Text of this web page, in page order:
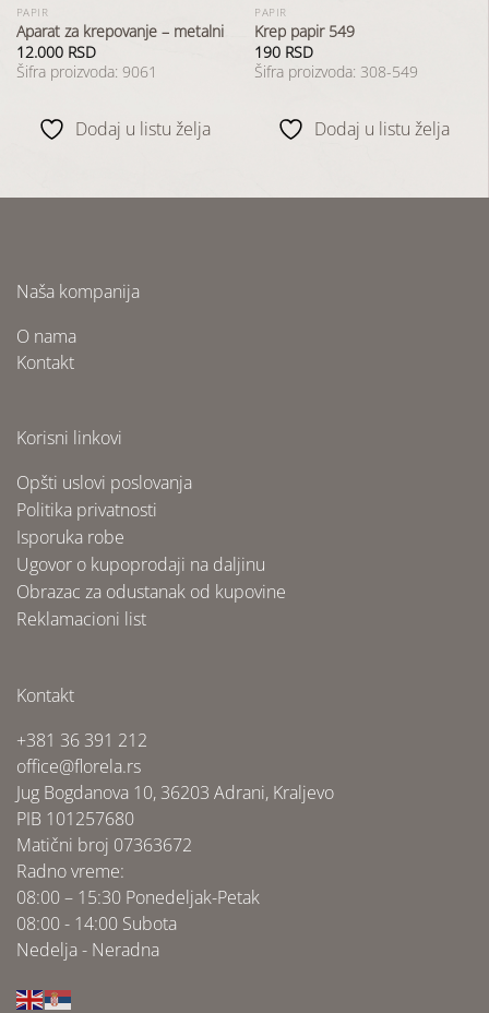
PAPIR
Aparat za krepovanje – metalni
12.000 RSD
Šifra proizvoda: 9061
Dodaj u listu želja
PAPIR
Krep papir 549
190 RSD
Šifra proizvoda: 308-549
Dodaj u listu želja
Naša kompanija
O nama
Kontakt
Korisni linkovi
Opšti uslovi poslovanja
Politika privatnosti
Isporuka robe
Ugovor o kupoprodaji na daljinu
Obrazac za odustanak od kupovine
Reklamacioni list
Kontakt
+381 36 391 212
office@florela.rs
Jug Bogdanova 10, 36203 Adrani, Kraljevo
PIB 101257680
Matični broj 07363672
Radno vreme:
08:00 – 15:30 Ponedeljak-Petak
08:00 - 14:00 Subota
Nedelja - Neradna